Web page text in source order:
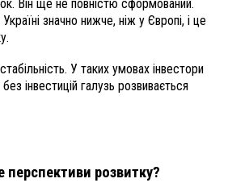
Він ще не повністю сформований.
значно нижче, ніж у Європі, і це
У таких умовах інвестори
інвестицій галузь розвивається
перспективи розвитку?